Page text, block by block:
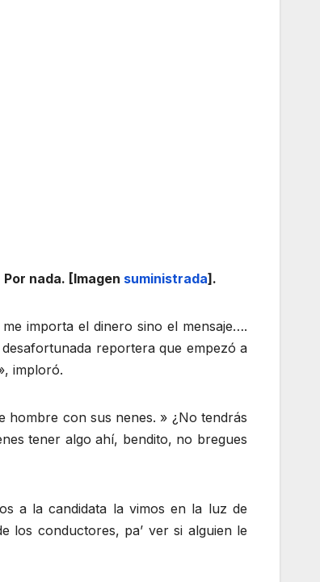
nada. [Imagen suministrada].
importa el dinero sino el mensaje….
reportera que empezó a
imploró.
hombre con sus nenes. » ¿No tendrás
tener algo ahí, bendito, no bregues
a la candidata la vimos en la luz de
los conductores, pa’ ver si alguien le